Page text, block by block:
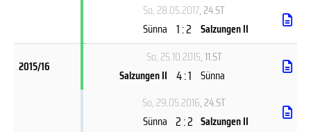
So, 28.05.2017, 24.ST
Sünna 1 : 2 Salzungen II
2015/16
So, 25.10.2015, 11.ST
Salzungen II 4 : 1 Sünna
So, 29.05.2016, 24.ST
Sünna 2 : 2 Salzungen II